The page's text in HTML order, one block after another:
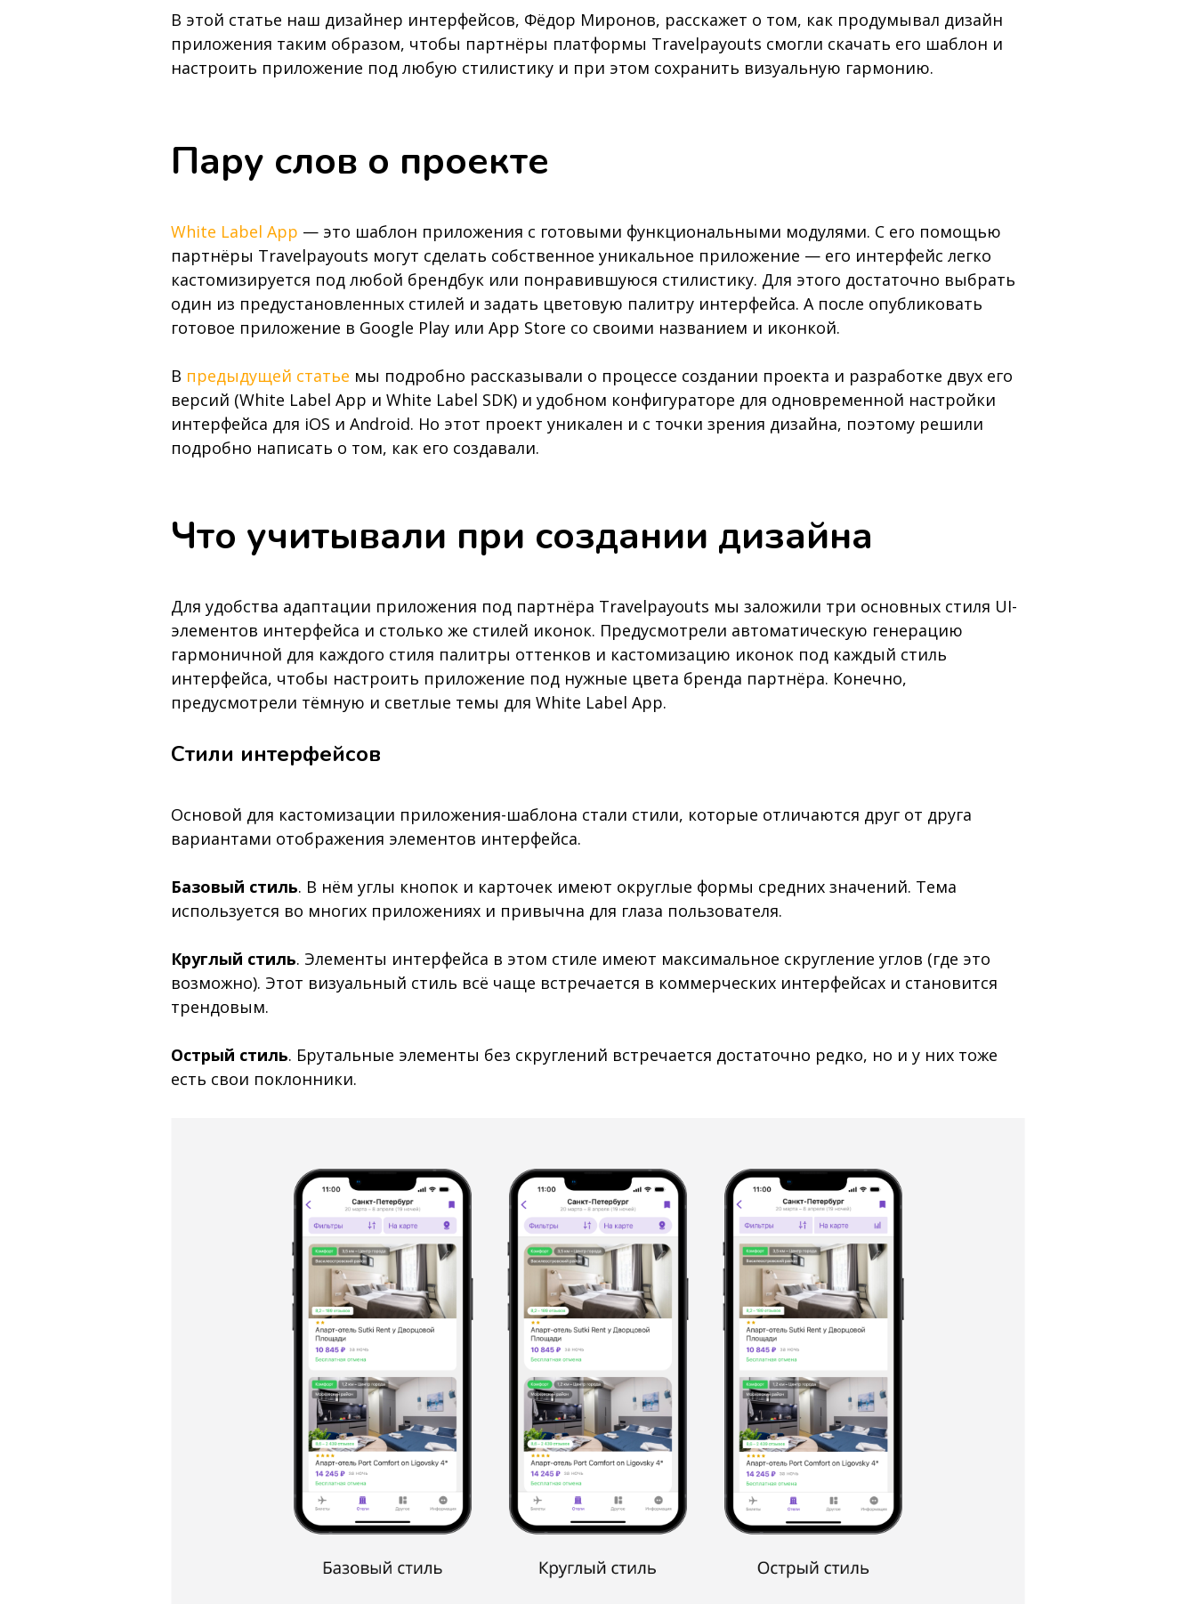
В этой статье наш дизайнер интерфейсов, Фёдор Миронов, расскажет о том, как продумывал дизайн
приложения таким образом, чтобы партнёры платформы Travelpayouts cмогли скачать его шаблон и
настроить приложение под любую стилистику и при этом сохранить визуальную гармонию.
Пару слов о проекте
White Label App — это шаблон приложения с готовыми функциональными модулями. С его помощью
партнёры Travelpayouts могут сделать собственное уникальное приложение — его интерфейс легко
кастомизируется под любой брендбук или понравившуюся стилистику. Для этого достаточно выбрать
один из предустановленных стилей и задать цветовую палитру интерфейса. А после опубликовать
готовое приложение в Google Play или App Store со своими названием и иконкой.
В предыдущей статье мы подробно рассказывали о процессе создании проекта и разработке двух его
версий (White Label App и White Label SDK) и удобном конфигураторе для одновременной настройки
интерфейса для iOS и Android. Но этот проект уникален и с точки зрения дизайна, поэтому решили
подробно написать о том, как его создавали.
Что учитывали при создании дизайна
Для удобства адаптации приложения под партнёра Travelpayouts мы заложили три основных стиля UI-
элементов интерфейса и столько же стилей иконок. Предусмотрели автоматическую генерацию
гармоничной для каждого стиля палитры оттенков и кастомизацию иконок под каждый стиль
интерфейса, чтобы настроить приложение под нужные цвета бренда партнёра. Конечно,
предусмотрели тёмную и светлые темы для White Label App.
Стили интерфейсов
Основой для кастомизации приложения-шаблона стали стили, которые отличаются друг от друга
вариантами отображения элементов интерфейса.
Базовый стиль. В нём углы кнопок и карточек имеют округлые формы средних значений. Тема
используется во многих приложениях и привычна для глаза пользователя.
Круглый стиль. Элементы интерфейса в этом стиле имеют максимальное скругление углов (где это
возможно). Этот визуальный стиль всё чаще встречается в коммерческих интерфейсах и становится
трендовым.
Острый стиль. Брутальные элементы без скруглений встречается достаточно редко, но и у них тоже
есть свои поклонники.